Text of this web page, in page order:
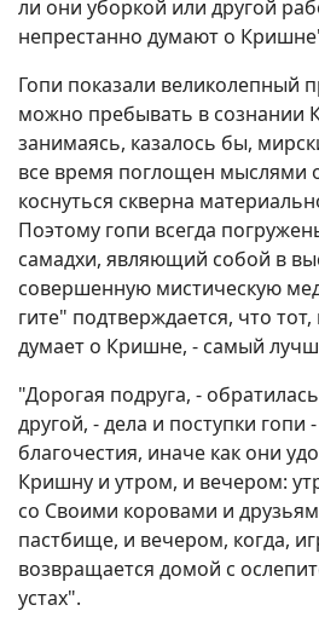
ли они уборкой или другой
непрестанно думают о
Гопи показали великолепный
можно пребывать в сознании
занимаясь, казалось бы,
все время поглощен мыслями
коснуться скверна
Поэтому гопи всегда
самадхи, являющий собой в
совершенную мистическую
гите" подтверждается, что
думает о Кришне, - самый
"Дорогая подруга, -
другой, - дела и поступки гопи
благочестия, иначе как они
Кришну и утром, и вечером:
со Своими коровами и
пастбище, и вечером, когда,
возвращается домой с
устах".